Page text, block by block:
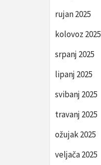
rujan 2025
kolovoz 2025
srpanj 2025
lipanj 2025
svibanj 2025
travanj 2025
ožujak 2025
veljača 2025